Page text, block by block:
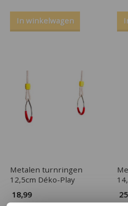
In winkelwagen
Metalen turnringen
12,5cm Déko-Play
18,99